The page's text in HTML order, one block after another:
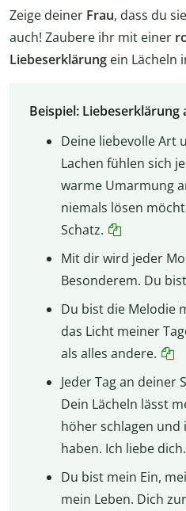
Zeige deiner Frau, dass du
auch! Zaubere ihr mit einer
Liebeserklärung ein Lächeln
Beispiel: Liebeserklärung
Deine liebevolle Art
Lachen fühlen sich
warme Umarmung
niemals lösen
Schatz.
Mit dir wird jeder
Besonderem. Du
Du bist die Melodie
das Licht meiner
als alles andere.
Jeder Tag an deiner
Dein Lächeln lässt
höher schlagen und
haben. Ich liebe dich.
Du bist mein Ein,
mein Leben. Dich